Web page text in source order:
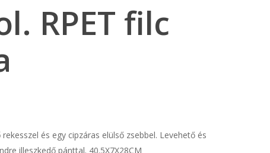
RPET filc
és egy cipzáras elülső zsebbel. Levehető és
illeszkedő pánttal. 40.5X7X28CM